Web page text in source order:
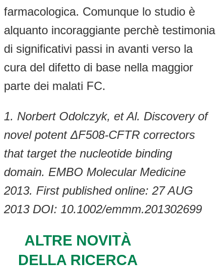
farmacologica. Comunque lo studio è
alquanto incoraggiante perchè testimonia
di significativi passi in avanti verso la
cura del difetto di base nella maggior
parte dei malati FC.
1. Norbert Odolczyk, et Al. Discovery of
novel potent ΔF508-CFTR correctors
that target the nucleotide binding
domain. EMBO Molecular Medicine
2013. First published online: 27 AUG
2013 DOI: 10.1002/emmm.201302699
ALTRE NOVITÀ
DELLA RICERCA